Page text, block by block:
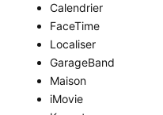
Calendrier
FaceTime
Localiser
GarageBand
Maison
iMovie